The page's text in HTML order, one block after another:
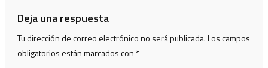
Deja una respuesta
Tu dirección de correo electrónico no será publicada.Los campos
obligatorios están marcados con *